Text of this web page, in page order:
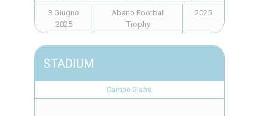
3 Giugno
2025
Abano Football
Trophy
2025
STADIUM
Campo Giarre